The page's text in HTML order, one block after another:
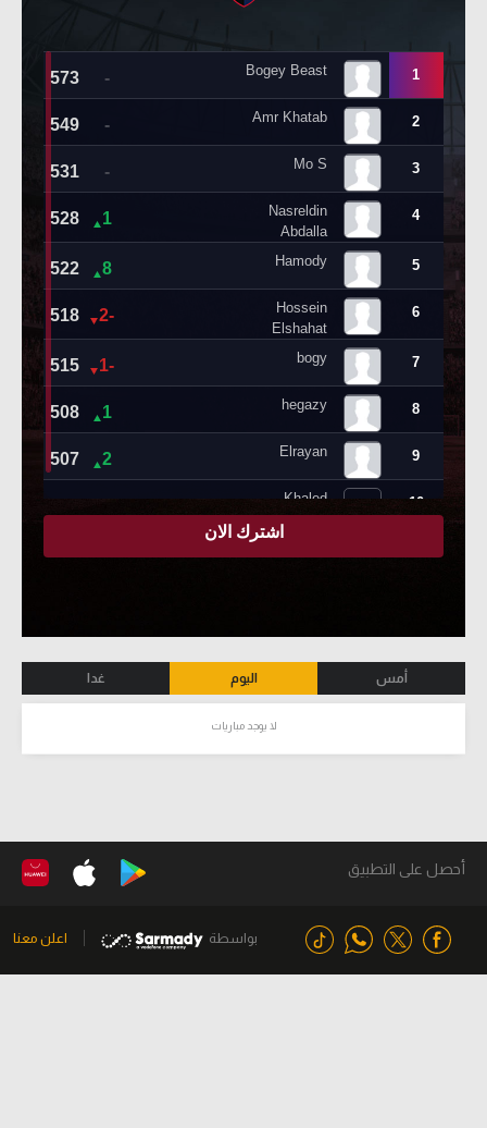
أمس اليوم غدا
لا يوجد مباريات
أحصل على التطبيق
بواسطة اعلن معنا